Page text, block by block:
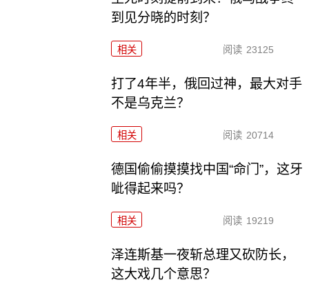
到见分晓的时刻？
相关 阅读 23125
打了4年半，俄回过神，最大对手
不是乌克兰？
相关 阅读 20714
德国偷偷摸摸找中国“命门”，这牙
呲得起来吗？
相关 阅读 19219
泽连斯基一夜斩总理又砍防长，
这大戏几个意思？